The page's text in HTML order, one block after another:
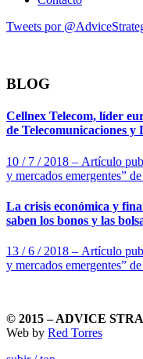
Tweets por
BLOG
Cellnex Telecom, líder
de Telecomunicaciones y
10 / 7 / 2018 – Artículo
y mercados emergentes”
La crisis económica y
saben los bonos y las
13 / 6 / 2018 – Artículo
y mercados emergentes”
© 2015 – ADVICE
Web by Red Torres